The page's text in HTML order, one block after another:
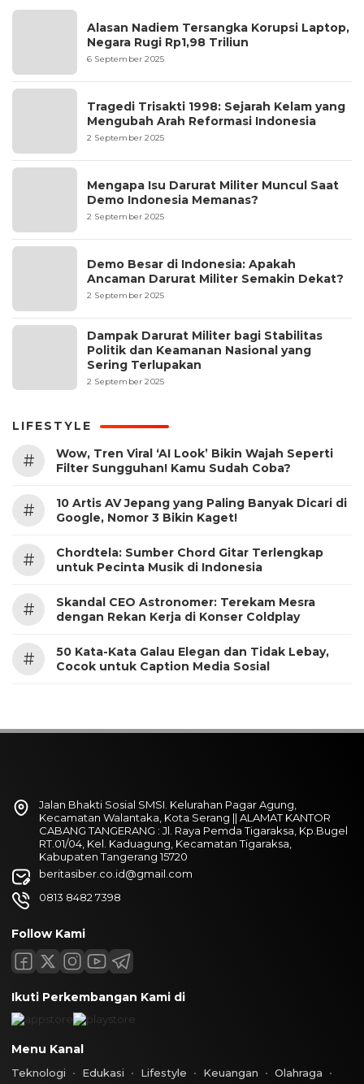
Alasan Nadiem Tersangka Korupsi Laptop,
Negara Rugi Rp1,98 Triliun
6 September 2025
Tragedi Trisakti 1998: Sejarah Kelam yang
Mengubah Arah Reformasi Indonesia
2 September 2025
Mengapa Isu Darurat Militer Muncul Saat
Demo Indonesia Memanas?
2 September 2025
Demo Besar di Indonesia: Apakah
Ancaman Darurat Militer Semakin Dekat?
2 September 2025
Dampak Darurat Militer bagi Stabilitas
Politik dan Keamanan Nasional yang
Sering Terlupakan
2 September 2025
LIFESTYLE
#
Wow, Tren Viral ‘AI Look’ Bikin Wajah Seperti
Filter Sungguhan! Kamu Sudah Coba?
#
10 Artis AV Jepang yang Paling Banyak Dicari di
Google, Nomor 3 Bikin Kaget!
#
Chordtela: Sumber Chord Gitar Terlengkap
untuk Pecinta Musik di Indonesia
#
Skandal CEO Astronomer: Terekam Mesra
dengan Rekan Kerja di Konser Coldplay
#
50 Kata-Kata Galau Elegan dan Tidak Lebay,
Cocok untuk Caption Media Sosial
Jalan Bhakti Sosial SMSI. Kelurahan Pagar Agung,
Kecamatan Walantaka, Kota Serang || ALAMAT KANTOR
CABANG TANGERANG : Jl. Raya Pemda Tigaraksa, Kp.Bugel
RT.01/04, Kel. Kaduagung, Kecamatan Tigaraksa,
Kabupaten Tangerang 15720
beritasiber.co.id@gmail.com
0813 8482 7398
Follow Kami
Ikuti Perkembangan Kami di
Menu Kanal
Teknologi Edukasi Lifestyle Keuangan
Olahraga